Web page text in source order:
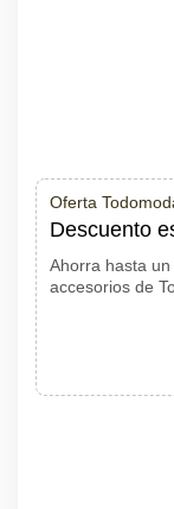
Oferta
Descuento
Ahorra hasta
accesorios de